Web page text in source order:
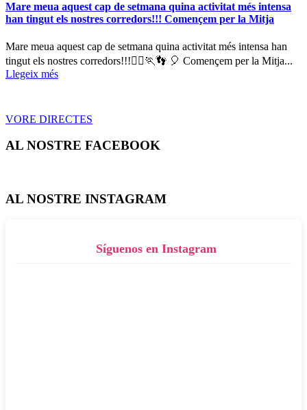
Mare meua aquest cap de setmana quina activitat més intensa
han tingut els nostres corredors!!! Començem per la Mitja
Mare meua aquest cap de setmana quina activitat més intensa han
tingut els nostres corredors!!!🏃‍♀️🏃👣 🎈 Començem per la Mitja...
Llegeix més
VORE DIRECTES
AL NOSTRE FACEBOOK
AL NOSTRE INSTAGRAM
Síguenos en Instagram